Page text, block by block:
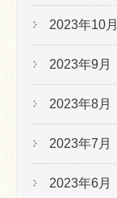
2023年10月
2023年9月
2023年8月
2023年7月
2023年6月